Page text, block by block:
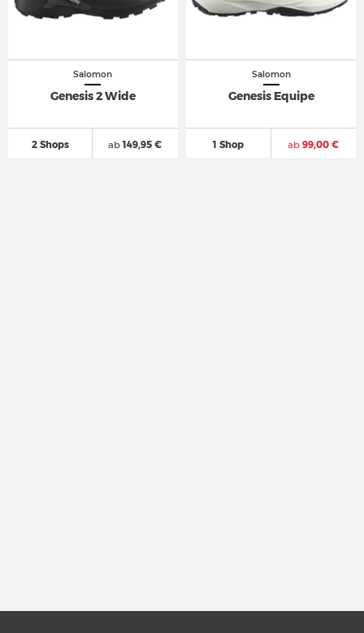
Salomon
Genesis 2 Wide
2 Shops ab149,95 €
Salomon
Genesis Equipe
1 Shop ab 99,00 €